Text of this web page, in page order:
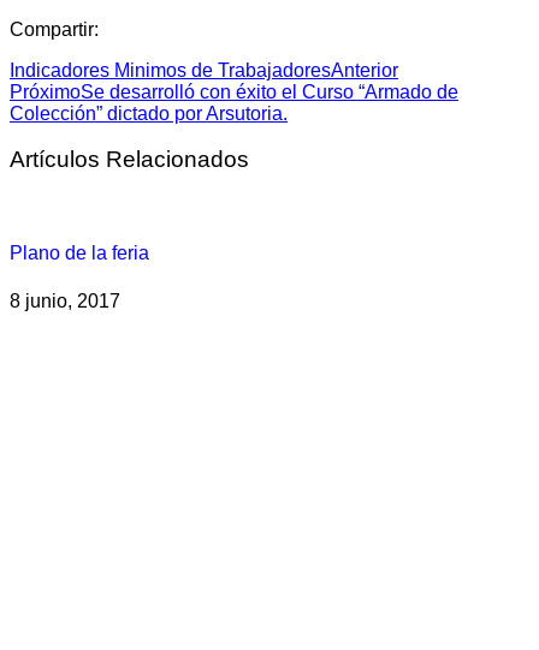
Compartir:
Indicadores Minimos de TrabajadoresAnterior
PróximoSe desarrolló con éxito el Curso “Armado de
Colección” dictado por Arsutoria.
Artículos Relacionados
Plano de la feria
8 junio, 2017